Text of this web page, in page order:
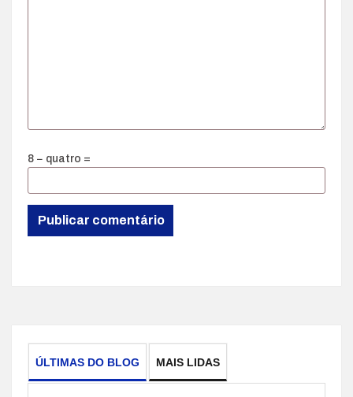
8 − quatro =
ÚLTIMAS DO BLOG MAIS LIDAS